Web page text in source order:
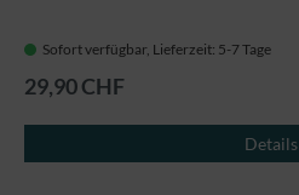
Sofort verfügbar, Lieferzeit: 5-7 Tage
29,90 CHF
Details